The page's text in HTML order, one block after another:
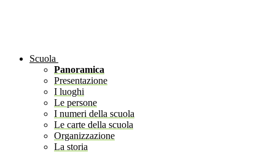
Scuola
Panoramica
Presentazione
I luoghi
Le persone
I numeri della scuola
Le carte della scuola
Organizzazione
La storia